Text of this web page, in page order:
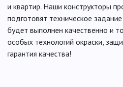
и квартир. Наши конструкторы
подготовят техническое
будет выполнен качественно и
особых технологий окраски,
гарантия качества!